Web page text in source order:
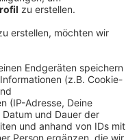
zerkleinern. Ist auch
nicht daneben
die Bonner ihre
abgeben.